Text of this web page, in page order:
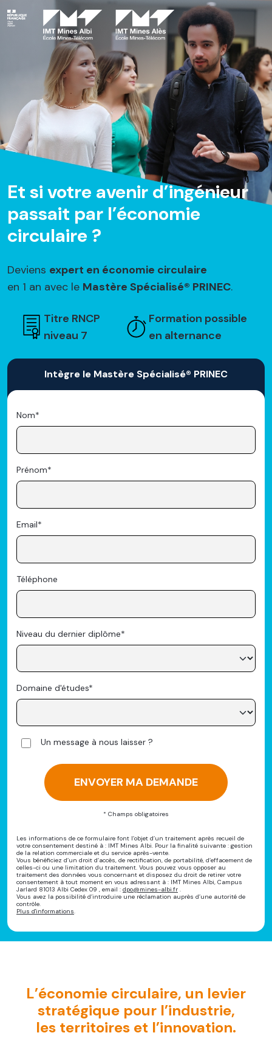
Et si votre avenir d’ingénieur
passait par l’économie
circulaire ?
Deviens expert en économie circulaire
en 1 an avec le Mastère Spécialisé® PRINEC.
Titre RNCP
niveau 7
Formation possible
en alternance
Intègre le Mastère Spécialisé® PRINEC
Nom
Prénom
Email
Téléphone
Niveau du dernier diplôme
Domaine d'études
Un message à nous laisser ?
* Champs obligatoires
Les informations de ce formulaire font l’objet d’un traitement après recueil de
votre consentement destiné à : IMT Mines Albi. Pour la finalité suivante : gestion
de la relation commerciale et du service après-vente.
Vous bénéficiez d’un droit d’accès, de rectification, de portabilité, d’effacement de
celles-ci ou une limitation du traitement. Vous pouvez vous opposer au
traitement des données vous concernant et disposez du droit de retirer votre
consentement à tout moment en vous adressant à : IMT Mines Albi, Campus
Jarlard 81013 Albi Cedex 09 , email : dpo@mines-albi.fr .
Vous avez la possibilité d’introduire une réclamation auprès d’une autorité de
contrôle.
Plus d'informations.
L’économie circulaire, un levier
stratégique pour l’industrie,
les territoires et l’innovation.